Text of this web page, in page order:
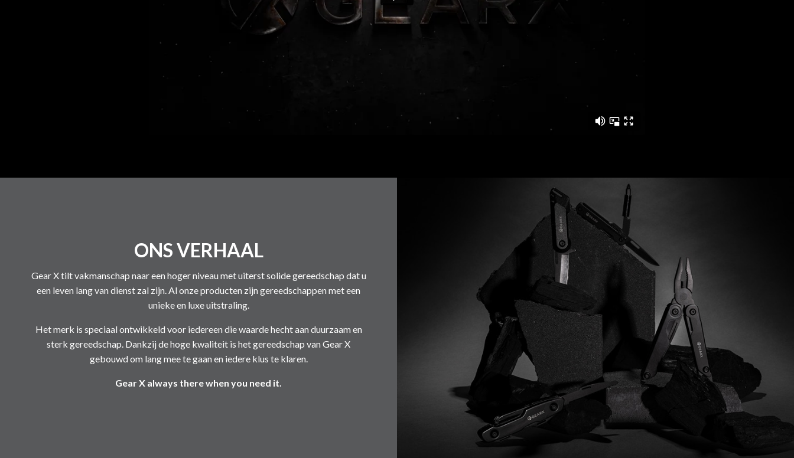
ONS VERHAAL
Gear X tilt vakmanschap naar een hoger niveau met uiterst solide gereedschap dat u
een leven lang van dienst zal zijn. Al onze producten zijn gereedschappen met een
unieke en luxe uitstraling.
Het merk is speciaal ontwikkeld voor iedereen die waarde hecht aan duurzaam en
sterk gereedschap. Dankzij de hoge kwaliteit is het gereedschap van Gear X
gebouwd om lang mee te gaan en iedere klus te klaren.
Gear X always there when you need it.